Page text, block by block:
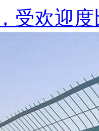
受欢迎